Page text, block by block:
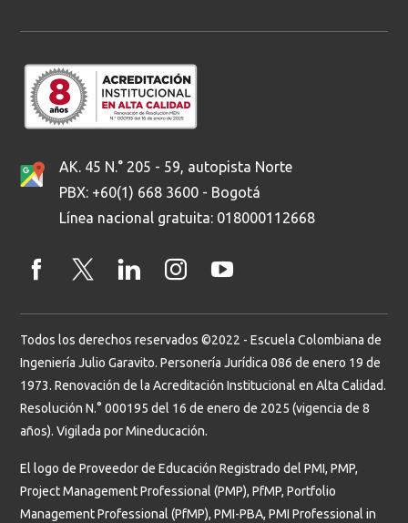
AK. 45 N.° 205 - 59, autopista Norte
PBX: +60(1) 668 3600 - Bogotá
Línea nacional gratuita: 018000112668
Todos los derechos reservados ©2022 - Escuela Colombiana de
Ingeniería Julio Garavito. Personería Jurídica 086 de enero 19 de
1973. Renovación de la Acreditación Institucional en Alta Calidad.
Resolución N.° 000195 del 16 de enero de 2025 (vigencia de 8
años). Vigilada por Mineducación.
El logo de Proveedor de Educación Registrado del PMI, PMP,
Project Management Professional (PMP), PfMP, Portfolio
Management Professional (PfMP), PMI-PBA, PMI Professional in